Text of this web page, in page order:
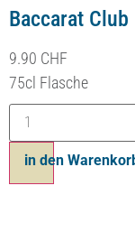
Baccarat Club
9.90 CHF
75cl Flasche
in den